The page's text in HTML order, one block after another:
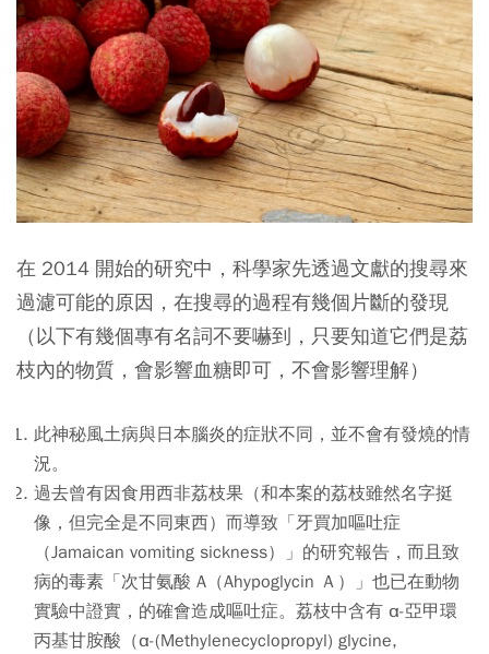
在 2014 開始的研究中，科學家先透過文獻的搜尋來
過濾可能的原因，在搜尋的過程有幾個片斷的發現
（以下有幾個專有名詞不要嚇到，只要知道它們是荔
枝內的物質，會影響血糖即可，不會影響理解）
此神秘風土病與日本腦炎的症狀不同，並不會有發燒的情
況。
過去曾有因食用西非荔枝果（和本案的荔枝雖然名字挺
像，但完全是不同東西）而導致「牙買加嘔吐症
（Jamaican vomiting sickness）」的研究報告，而且致
病的毒素「次甘氨酸 A（Ahypoglycin Ａ）」也已在動物
實驗中證實，的確會造成嘔吐症。荔枝中含有 α-亞甲環
丙基甘胺酸（α-(Methylenecyclopropyl) glycine,